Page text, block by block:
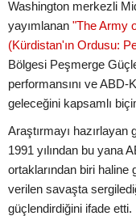
Washington merkezli
yayımlanan "The Army
(Kürdistan'ın Ordusu:
Bölgesi Peşmerge
performansını ve ABD-
geleceğini kapsamlı
Araştırmayı
1991 yılından bu yana
ortaklarından biri haline
verilen savaşta
güçlendirdiğini ifade etti.